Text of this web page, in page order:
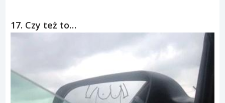
17. Czy też to…